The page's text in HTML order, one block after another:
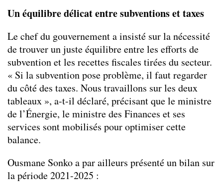
Un équilibre délicat entre subventions et taxes
Le chef du gouvernement a insisté sur la nécessité
de trouver un juste équilibre entre les efforts de
subvention et les recettes fiscales tirées du secteur.
« Si la subvention pose problème, il faut regarder
du côté des taxes. Nous travaillons sur les deux
tableaux », a-t-il déclaré, précisant que le ministre
de l’Énergie, le ministre des Finances et ses
services sont mobilisés pour optimiser cette
balance.
Ousmane Sonko a par ailleurs présenté un bilan sur
la période 2021-2025 :